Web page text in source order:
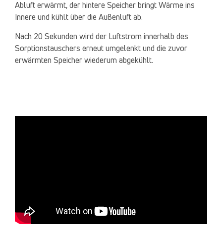
Abluft erwärmt, der hintere Speicher bringt Wärme ins
Innere und kühlt über die Außenluft ab.
Nach 20 Sekunden wird der Luftstrom innerhalb des
Sorptionstauschers erneut umgelenkt und die zuvor
erwärmten Speicher wiederum abgekühlt.